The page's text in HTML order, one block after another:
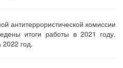
антитеррористической комиссии
итоги работы в 2021 году.
год.